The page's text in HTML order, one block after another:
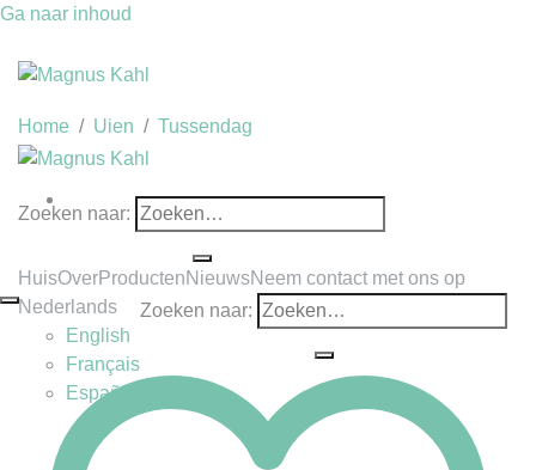
Ga naar inhoud
Zoeken naar:
HuisOverProductenNieuwsNeem contact met ons op
Nederlands
English
Français
Español
Zoeken naar:
Home / Uien / Tussendag